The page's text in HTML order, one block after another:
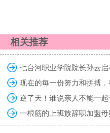
相关推荐
逆了天！谁说亲人不能一起